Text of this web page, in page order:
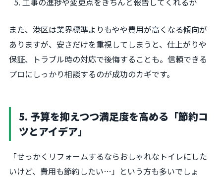
また、港区は業界標準よりもやや費用が高くなる傾向が
ありますが、安さだけを重視してしまうと、仕上がりや
保証、トラブル時の対応で後悔することも。信頼できる
プロにしっかり相談するのが成功のカギです。
5. 予算を抑えつつ満足度を高める「節約コ
ツとアイデア」
「せっかくリフォームするならおしゃれなトイレにした
いけど、費用も節約したい…」という方も多いでしょ